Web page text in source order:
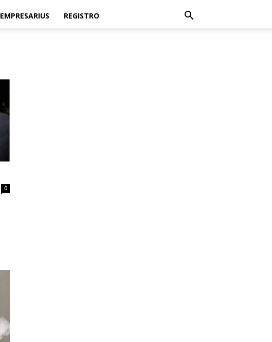
EMPRESARIUS REGISTRO
0